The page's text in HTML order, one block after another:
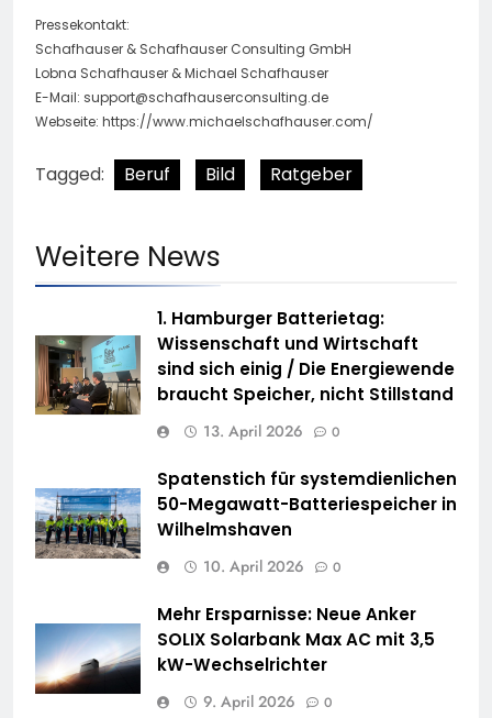
Pressekontakt:
Schafhauser & Schafhauser Consulting GmbH
Lobna Schafhauser & Michael Schafhauser
E-Mail: support@schafhauserconsulting.de
Webseite: https://www.michaelschafhauser.com/
Tagged: Beruf Bild Ratgeber
Weitere News
1. Hamburger Batterietag:
Wissenschaft und Wirtschaft
sind sich einig / Die Energiewende
braucht Speicher, nicht Stillstand
13. April 2026 0
Spatenstich für systemdienlichen
50-Megawatt-Batteriespeicher in
Wilhelmshaven
10. April 2026 0
Mehr Ersparnisse: Neue Anker
SOLIX Solarbank Max AC mit 3,5
kW-Wechselrichter
9. April 2026 0